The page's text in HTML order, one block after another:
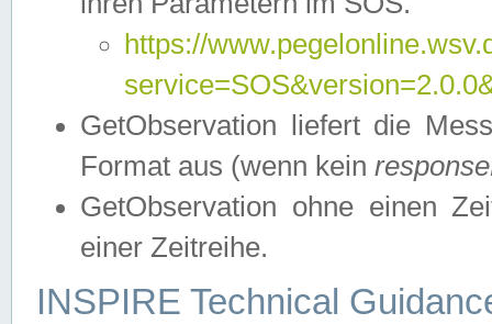
https://
GetObservation liefert die
Format aus (wenn kein
GetObservation ohne einen
einer Zeitreihe.
INSPIRE Technical